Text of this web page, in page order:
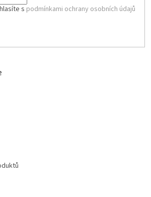
s podmínkami ochrany osobních údajů